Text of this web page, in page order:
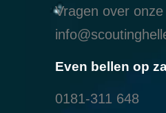
Vragen over
Even bellen op
0181-311 648